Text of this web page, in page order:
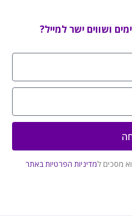
ושווים ישר למייל?
מסכים למדיניות הפרטיות באתר